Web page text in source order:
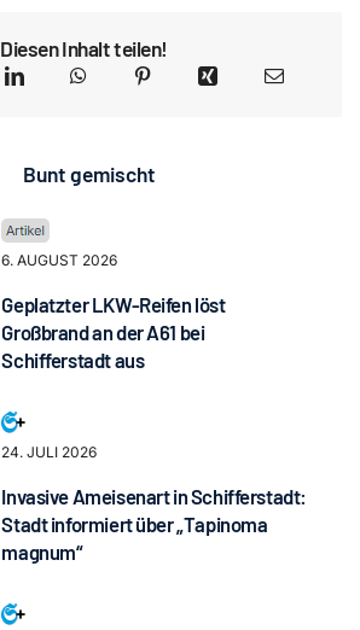
Diesen Inhalt teilen!
Bunt gemischt
6. AUGUST 2026
Geplatzter LKW-Reifen löst
Großbrand an der A61 bei
Schifferstadt aus
24. JULI 2026
Invasive Ameisenart in Schifferstadt:
Stadt informiert über „Tapinoma
magnum“